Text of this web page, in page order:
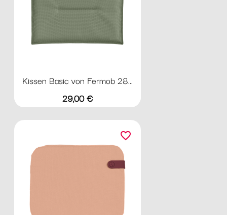
Kissen Basic von Fermob 28...
Preis
29,00 €
favorite_border